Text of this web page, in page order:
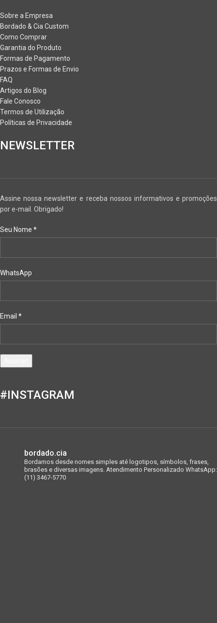
Sobre a Empresa
Bordado & Cia Custom
Como Comprar
Garantia do Produto
Formas de Pagamento
Prazos e Formas de Envio
FAQ
Artigos do Blog
Fale Conosco
Termos de Utilização
Políticas de Privacidade
NEWSLETTER
Assine nossa newsletter e receba nossos informativos e promoções
por e-mail. Obrigado!
Seu Nome *
WhatsApp
Email *
#INSTAGRAM
bordado.cia
Bordamos desde nomes simples até logotipos, símbolos, frases,
brasões e diversas imagens. Atendimento Personalizado WhatsApp:
(11) 3467-5770